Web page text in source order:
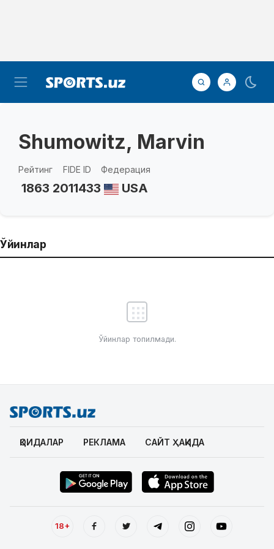
Shumowitz, Marvin
Рейтинг
1863
FIDE ID
2011433
Федерация
USA
Ўйинлар
Ўйинлар топилмади.
ҚОИДАЛАР РЕКЛАМА САЙТ ҲАҚИДА
18+